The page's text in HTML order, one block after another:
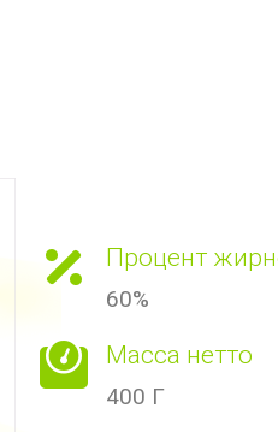
Процент
60%
Масса нетто
400 Г